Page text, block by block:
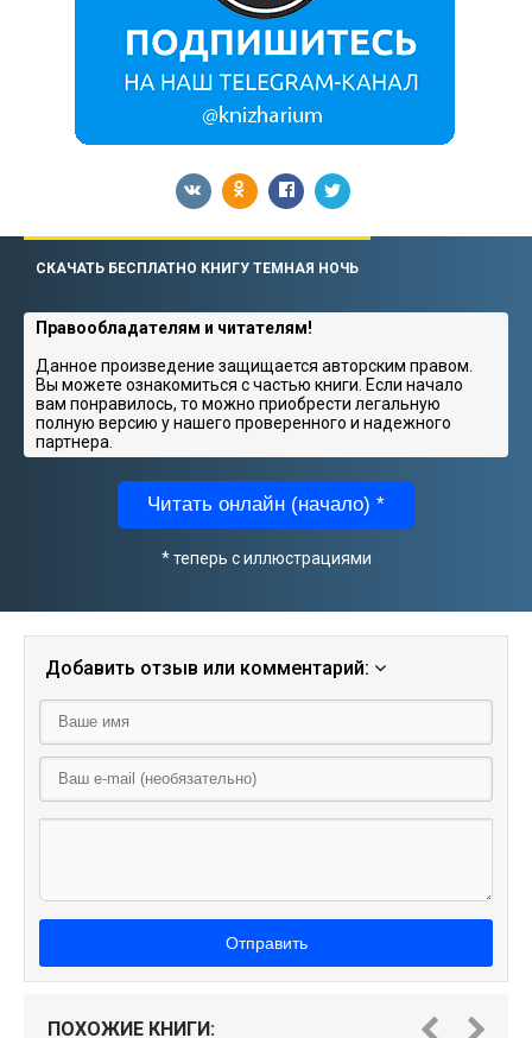
СКАЧАТЬ БЕСПЛАТНО КНИГУ ТЕМНАЯ НОЧЬ
Правообладателям и читателям!
Данное произведение защищается авторским правом.
Вы можете ознакомиться с частью книги. Если начало
вам понравилось, то можно приобрести легальную
полную версию у нашего проверенного и надежного
партнера.
Читать онлайн (начало) *
* теперь с иллюстрациями
Добавить отзыв или комментарий:
Отправить
ПОХОЖИЕ КНИГИ: